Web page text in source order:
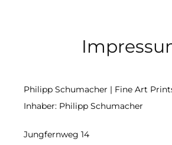
Philipp Schumacher | Fine Art
Inhaber: Philipp Schumacher
Jungfernweg 14